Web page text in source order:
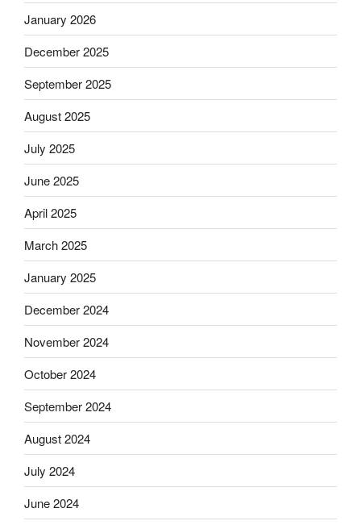
January 2026
December 2025
September 2025
August 2025
July 2025
June 2025
April 2025
March 2025
January 2025
December 2024
November 2024
October 2024
September 2024
August 2024
July 2024
June 2024